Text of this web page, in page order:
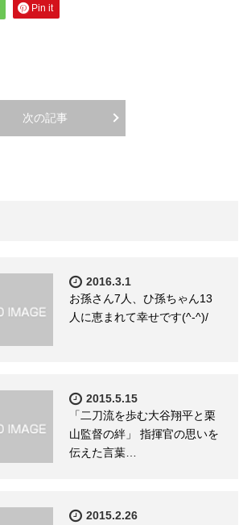
Pin it
次の記事
2016.3.1
お孫さん7人、ひ孫ちゃん13
人に恵まれて幸せです(^-^)/
2015.5.15
「二刀流を歩む大谷翔平と栗
山監督の絆」 指揮官の思いを
伝えた言葉…
2015.2.26